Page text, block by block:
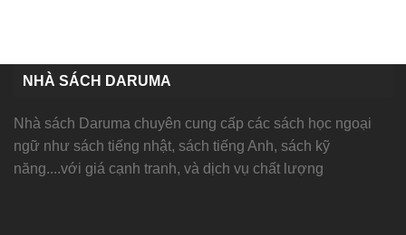
NHÀ SÁCH DARUMA
Nhà sách Daruma chuyên cung cấp các sách học ngoại
ngữ như sách tiếng nhật, sách tiếng Anh, sách kỹ
năng....với giá cạnh tranh, và dịch vụ chất lượng